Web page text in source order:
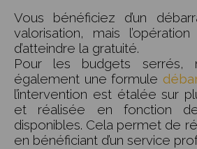
Vous bénéficiez d’un
valorisation, mais
d’atteindre la gratuité.
Pour les budgets serrés,
également une formule
l’intervention est étalée sur
et réalisée en fonction
disponibles. Cela permet de
en bénéficiant d’un service